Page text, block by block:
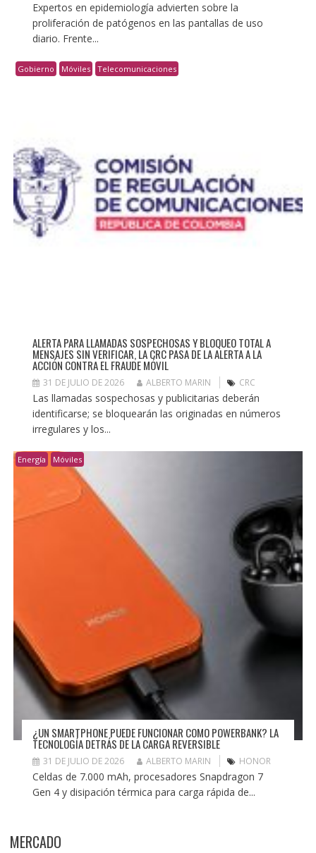
Expertos en epidemiología advierten sobre la
proliferación de patógenos en las pantallas de uso
diario. Frente...
Gobierno Móviles Telecomunicaciones
ALERTA PARA LLAMADAS SOSPECHOSAS Y BLOQUEO TOTAL A
MENSAJES SIN VERIFICAR, LA CRC PASA DE LA ALERTA A LA
ACCIÓN CONTRA EL FRAUDE MÓVIL
31 DE JULIO DE 2026 ALBERTO MARIN CRC
Las llamadas sospechosas y publicitarias deberán
identificarse; se bloquearán las originadas en números
irregulares y los...
Energía Móviles
¿UN SMARTPHONE PUEDE FUNCIONAR COMO POWERBANK? LA
TECNOLOGÍA DETRÁS DE LA CARGA REVERSIBLE
31 DE JULIO DE 2026 ALBERTO MARIN HONOR
Celdas de 7.000 mAh, procesadores Snapdragon 7
Gen 4 y disipación térmica para carga rápida de...
MERCADO